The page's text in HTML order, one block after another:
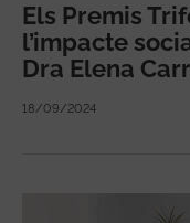
Els Premis
l’impacte
Dra Elena
18/09/2024